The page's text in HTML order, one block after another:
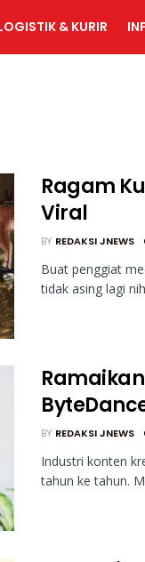
& KURIR
Ragam
Viral
BY REDAKSI JNEWS
Buat penggiat
tidak asing lagi
BY REDAKSI JNEWS
Industri konten
tahun ke tahun.